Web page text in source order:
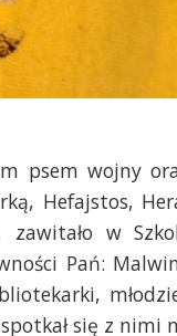
psem wojny
Hefajstos,
w
Pań:
się z nimi